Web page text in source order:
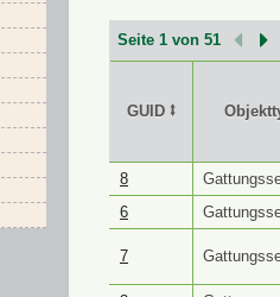
Seite 1 von 51
GUID ⭥
GUID ⭥
8
6
7